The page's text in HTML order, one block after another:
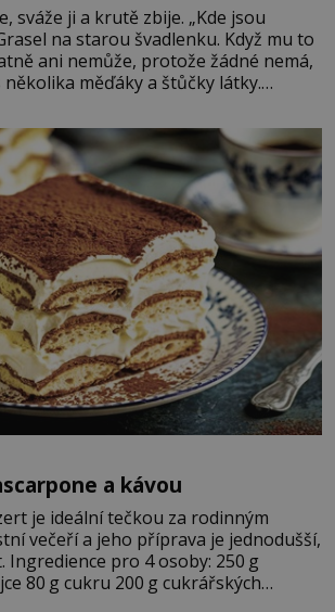
sváže ji a krutě zbije. „Kde jsou
na starou švadlenku. Když mu to
ani nemůže, protože žádné nemá,
měďáky a štůčky látky.
hrůzu ještě dlouho po jeho smrti
a kávou
je ideální tečkou za rodinným
večeří a jeho příprava je jednodušší,
pro 4 osoby: 250 g